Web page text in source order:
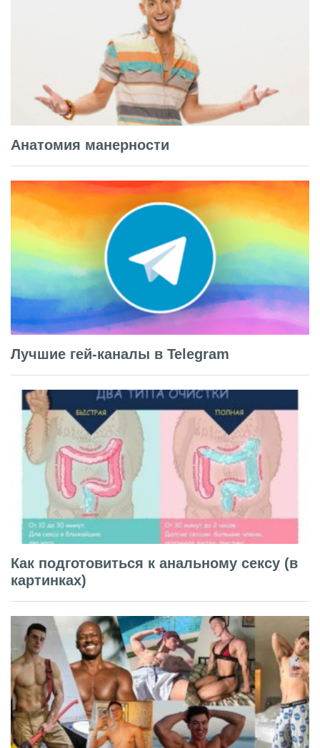
Анатомия манерности
Лучшие гей-каналы в Telegram
Как подготовиться к анальному сексу (в
картинках)